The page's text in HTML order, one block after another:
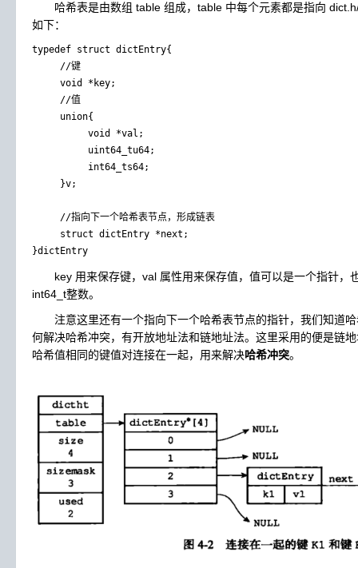
哈希表是由数组 table 组成，table 中每个元素都是指向
如下：
typedef struct dictEntry{
     //键
     void *key;
     //值
     union{
          void *val;
          uint64_tu64;
          int64_ts64;
     }v;
     //指向下一个哈希表节点，形成链表
     struct dictEntry *next;
key 用来保存键，val 属性用来保存值，值可以是一个指针，
int64_t整数。
注意这里还有一个指向下一个哈希表节点的指针，我们知道哈
何解决哈希冲突，有开放地址法和链地址法。这里采用的便是链
哈希值相同的键值对连接在一起，用来解决哈希冲突。